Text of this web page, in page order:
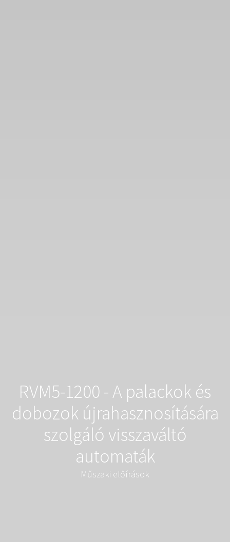
RVM5-1200 - A palackok és
dobozok újrahasznosítására
szolgáló visszaváltó
automaták
Műszaki előírások